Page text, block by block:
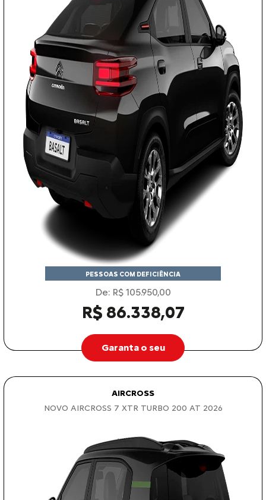
PESSOAS COM DEFICIÊNCIA
De: R$ 105.950,00
R$ 86.338,07
Garanta o seu
AIRCROSS
NOVO AIRCROSS 7 XTR TURBO 200 AT 2026